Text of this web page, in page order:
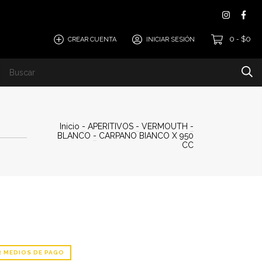
CREAR CUENTA INICIAR SESIÓN 0 - $0
Inicio - APERITIVOS - VERMOUTH -
BLANCO - CARPANO BIANCO X 950
CC
MEDIOS DE PAGO